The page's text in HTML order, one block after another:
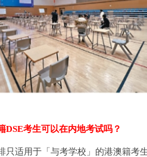
DSE考生可以在内地考试吗？
只适用于「与考学校」的港澳籍考